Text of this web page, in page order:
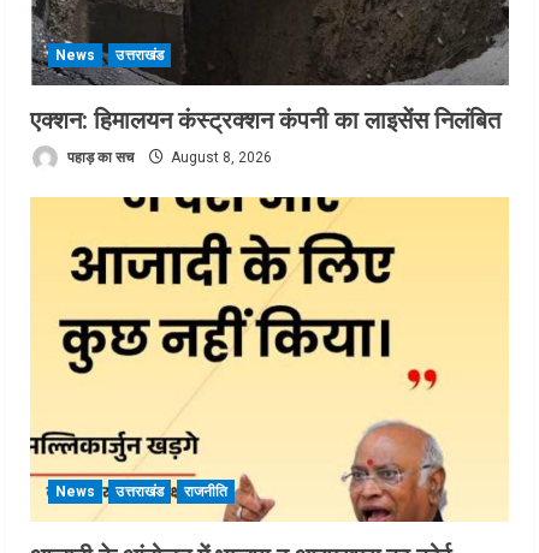
News उत्तराखंड
एक्शन: हिमालयन कंस्ट्रक्शन कंपनी का लाइसेंस निलंबित
पहाड़ का सच August 8, 2026
News उत्तराखंड राजनीति